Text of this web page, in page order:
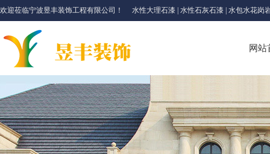
欢迎莅临宁波昱丰装饰工程有限公司！ 水性大理石漆 | 水性石灰石漆 | 水包水花岗
网站